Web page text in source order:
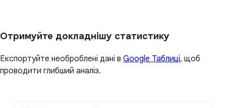
Отримуйте докладнішу статистику
Експортуйте необроблені дані в Google Таблиці, щоб
проводити глибший аналіз.